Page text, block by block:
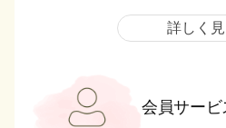
詳しく
会員サービ